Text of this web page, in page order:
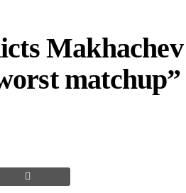
Makhachev
matchup”